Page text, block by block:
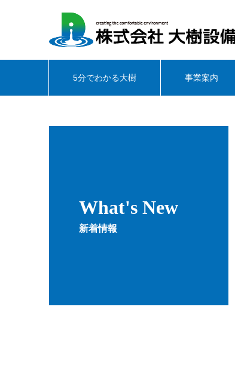
5分でわかる大樹 事業案内
What's New
新着情報